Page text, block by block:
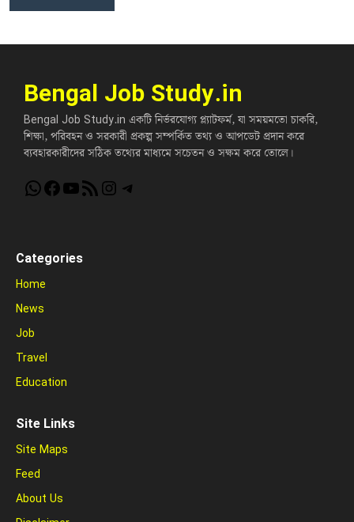
Bengal Job Study.in
Bengal Job Study.in একটি নির্ভরযোগ্য প্ল্যাটফর্ম, যা সময়মতো চাকরি,
শিক্ষা, পরিবহন ও সরকারী প্রকল্প সম্পর্কিত তথ্য ও আপডেট প্রদান করে
ব্যবহারকারীদের সঠিক তথ্যের মাধ্যমে সচেতন ও সক্ষম করে তোলে।
WhatsApp
Facebook
YouTube
RSS FeedInstagram
Telegram
Categories
Home
News
Job
Travel
Education
Site Links
Site Maps
Feed
About Us